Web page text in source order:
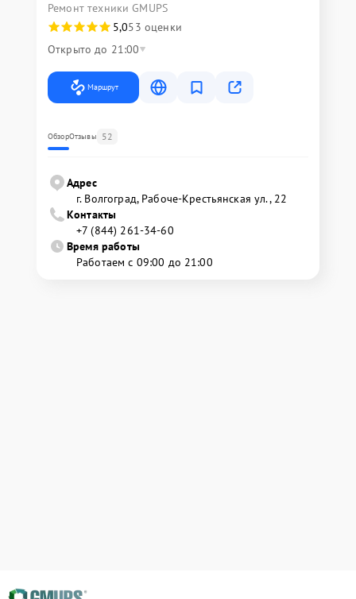
Ремонт техники GMUPS
5,053 оценки
Открыто до 21:00
Маршрут
ОбзорОтзывы 52
Адрес
г. Волгоград, Рабоче-Крестьянская ул., 22
Контакты
+7 (844) 261-34-60
Время работы
Работаем с 09:00 до 21:00